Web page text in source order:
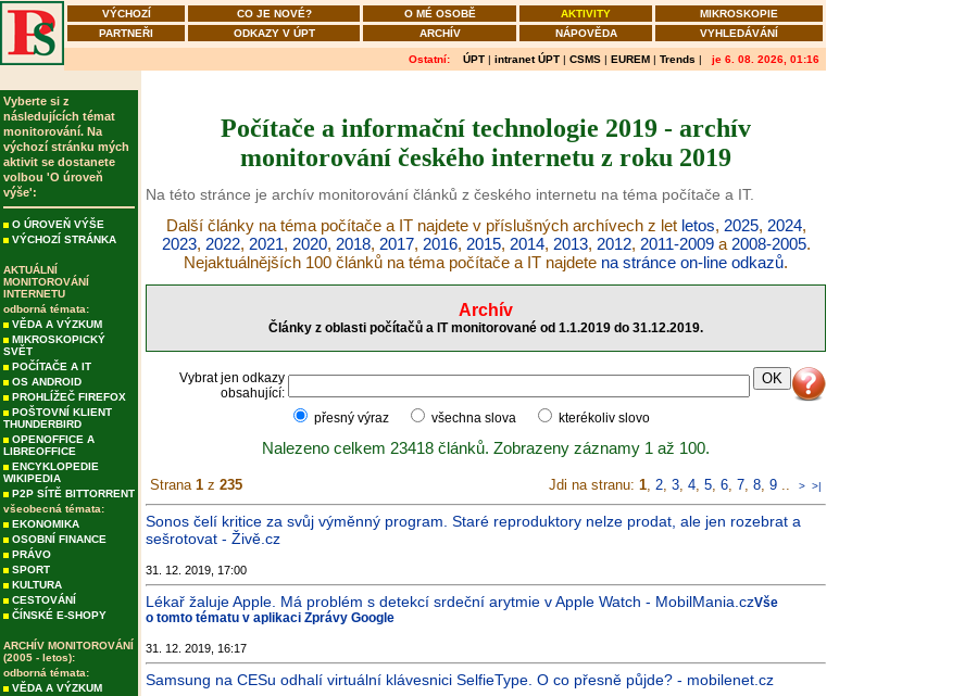
VÝCHOZÍ CO JE NOVÉ? O MÉ OSOBĚ AKTIVITY
MIKROSKOPIE
PARTNEŘI
ODKAZY V ÚPT ARCHÍV NÁPOVĚDA VYHLEDÁVÁNÍ
Ostatní: ÚPT | intranet ÚPT | CSMS | EUREM | Trends | je 6. 08. 2026, 01:16
Vyberte si z
následujících témat
monitorování. Na
výchozí stránku mých
aktivit se dostanete
volbou 'O úroveň
výše':
O ÚROVEŇ VÝŠE
VÝCHOZÍ STRÁNKA
AKTUÁLNÍ
MONITOROVÁNÍ
INTERNETU
odborná témata:
VĚDA A VÝZKUM
MIKROSKOPICKÝ
SVĚT
POČÍTAČE A IT
OS ANDROID
PROHLÍŽEČ FIREFOX
POŠTOVNÍ KLIENT
THUNDERBIRD
OPENOFFICE A
LIBREOFFICE
ENCYKLOPEDIE
WIKIPEDIA
P2P SÍTĚ BITTORRENT
všeobecná témata:
EKONOMIKA
OSOBNÍ FINANCE
PRÁVO
SPORT
KULTURA
CESTOVÁNÍ
ČÍNSKÉ E-SHOPY
ARCHÍV MONITOROVÁNÍ
(2005 - letos):
odborná témata:
VĚDA A VÝZKUM
Počítače a informační technologie 2019 - archív
monitorování českého internetu z roku 2019
Na této stránce je archív monitorování článků z českého internetu na téma počítače a IT.
Další články na téma počítače a IT najdete v příslušných archívech z let letos, 2025, 2024,
2023, 2022, 2021, 2020, 2018, 2017, 2016, 2015, 2014, 2013, 2012, 2011-2009a 2008-2005.
Nejaktuálnějších 100 článků na téma počítače a IT najdete na stránce on-line odkazů.
Archív
Články z oblasti počítačů a IT monitorované od 1.1.2019 do 31.12.2019.
Vybrat jen odkazy
obsahující:
přesný výraz
všechna slova kterékoliv slovo
Nalezeno celkem 23418 článků. Zobrazeny záznamy 1 až 100.
Strana 1 z 235 Jdi na stranu: 1, 2, 3, 4, 5, 6, 7, 8, 9 .. > >|
Sonos čelí kritice za svůj výměnný program. Staré reproduktory nelze prodat, ale jen rozebrat a
sešrotovat - Živě.cz
31. 12. 2019, 17:00
Lékař žaluje Apple. Má problém s detekcí srdeční arytmie v Apple Watch - MobilMania.czVše
o tomto tématu v aplikaci Zprávy Google
31. 12. 2019, 16:17
Samsung na CESu odhalí virtuální klávesnici SelfieType. O co přesně půjde? - mobilenet.cz